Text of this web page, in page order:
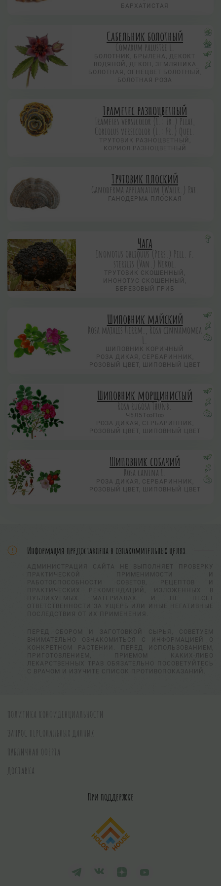
БАРХАТИСТАЯ
Сабельник болотный
Comarum palustre L.
БОЛОТНИК, БРЫЛЕНА, ДЕКОКТ
ВОДЯНОЙ, ДЕКОП, ЗЕМЛЯНИКА
БОЛОТНАЯ, ОГНЕЦВЕТ БОЛОТНЫЙ,
БОЛОТНАЯ РОЗА
Траметес разноцветный
Trametes versicolor (L.: Fr.) Pilat,
Coriolus versicolor (L.: Fr.) Quel.
ТРУТОВИК РАЗНОЦВЕТНЫЙ,
КОРИОЛ РАЗНОЦВЕТНЫЙ
Трутовик плоский
Ganoderma applanatum (Wallr.) Pat.
ГАНОДЕРМА ПЛОСКАЯ
Чага
Inonotus obliquus (Pers.) Рill. f.
sterilis (Van.) Nikol.
ТРУТОВИК СКОШЕННЫЙ,
ИНОНОТУС СКОШЕННЫЙ,
БЕРЕЗОВЫЙ ГРИБ
Шиповник майский
Rosa majalis Herrm., Rosa cinnamomea
L.
ШИПОВНИК КОРИЧНЫЙ
РОЗА ДИКАЯ, СЕРБАРИННИК,
РОЗОВЫЙ ЦВЕТ, ШИПОВНЫЙ ЦВЕТ
Шиповник морщинистый
Rosa rugosa Thunb.
Ч5Л5Т∞П∞
РОЗА ДИКАЯ, СЕРБАРИННИК,
РОЗОВЫЙ ЦВЕТ, ШИПОВНЫЙ ЦВЕТ
Шиповник собачий
Rosa canina L.
РОЗА ДИКАЯ, СЕРБАРИННИК,
РОЗОВЫЙ ЦВЕТ, ШИПОВНЫЙ ЦВЕТ
Информация предоставлена в ознакомительных целях.
АДМИНИСТРАЦИЯ САЙТА НЕ ВЫПОЛНЯЕТ ПРОВЕРКУ
ПРАКТИЧЕСКОЙ ПРИМЕНИМОСТИ И
РАБОТОСПОСОБНОСТИ СОВЕТОВ, РЕЦЕПТОВ И
ПРАКТИЧЕСКИХ РЕКОМЕНДАЦИЙ, ИЗЛОЖЕННЫХ В
ПУБЛИКУЕМЫХ МАТЕРИАЛАХ И НЕ НЕСЕТ
ОТВЕТСТВЕННОСТИ ЗА УЩЕРБ ИЛИ ИНЫЕ НЕГАТИВНЫЕ
ПОСЛЕДСТВИЯ ОТ ИХ ПРИМЕНЕНИЯ.
ПЕРЕД СБОРОМ И ЗАГОТОВКОЙ СЫРЬЯ, СОВЕТУЕМ
ВНИМАТЕЛЬНО ОЗНАКОМИТЬСЯ С ИНФОРМАЦИЕЙ О
КОНКРЕТНОМ РАСТЕНИИ. ПЕРЕД ИСПОЛЬЗОВАНИЕМ,
ПРИГОТОВЛЕНИЕМ, ПРИЕМОМ КАКИХ-ЛИБО
ЛЕКАРСТВЕННЫХ ТРАВ ОБЯЗАТЕЛЬНО ПОСОВЕТУЙТЕСЬ
С ВРАЧОМ И ИЗУЧИТЕ СПИСОК ПРОТИВОПОКАЗАНИЙ.
ПОЛИТИКА КОНФИДЕНЦИАЛЬНОСТИ
ЗАПРОС ПЕРСОНАЛЬНЫХ ДАННЫХ
ПУБЛИЧНАЯ ОФЕРТА
ДОСТАВКА
При поддержке